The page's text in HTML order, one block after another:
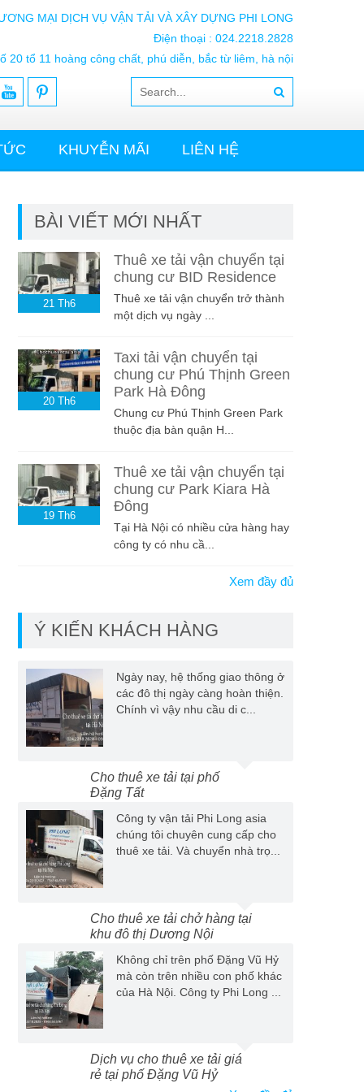
MẠI DỊCH VỤ VẬN TẢI VÀ XÂY DỰNG PHI LONG
Điện thoại : 024.2218.2828
20 tổ 11 hoàng công chất, phú diễn, bắc từ liêm, hà nội
KHUYỄN MÃI LIÊN HỆ
BÀI VIẾT MỚI NHẤT
21 Th6
Thuê xe tải vận chuyển tại
chung cư BID Residence
Thuê xe tải vận chuyển trở thành
một dịch vụ ngày ...
20 Th6
Taxi tải vận chuyển tại
chung cư Phú Thịnh Green
Park Hà Đông
Chung cư Phú Thịnh Green Park
thuộc địa bàn quận H...
19 Th6
Thuê xe tải vận chuyển tại
chung cư Park Kiara Hà
Đông
Tại Hà Nội có nhiều cửa hàng hay
công ty có nhu cầ...
Xem đầy đủ
Ý KIẾN KHÁCH HÀNG
Ngày nay, hệ thống giao thông ở
các đô thị ngày càng hoàn thiện.
Chính vì vậy nhu cầu di c...
Cho thuê xe tải tại phố
Đặng Tất
Công ty vận tải Phi Long asia
chúng tôi chuyên cung cấp cho
thuê xe tải. Và chuyển nhà trọ...
Cho thuê xe tải chở hàng tại
khu đô thị Dương Nội
Không chỉ trên phố Đặng Vũ Hỷ
mà còn trên nhiều con phố khác
của Hà Nội. Công ty Phi Long ...
Dịch vụ cho thuê xe tải giá
rẻ tại phố Đặng Vũ Hỷ